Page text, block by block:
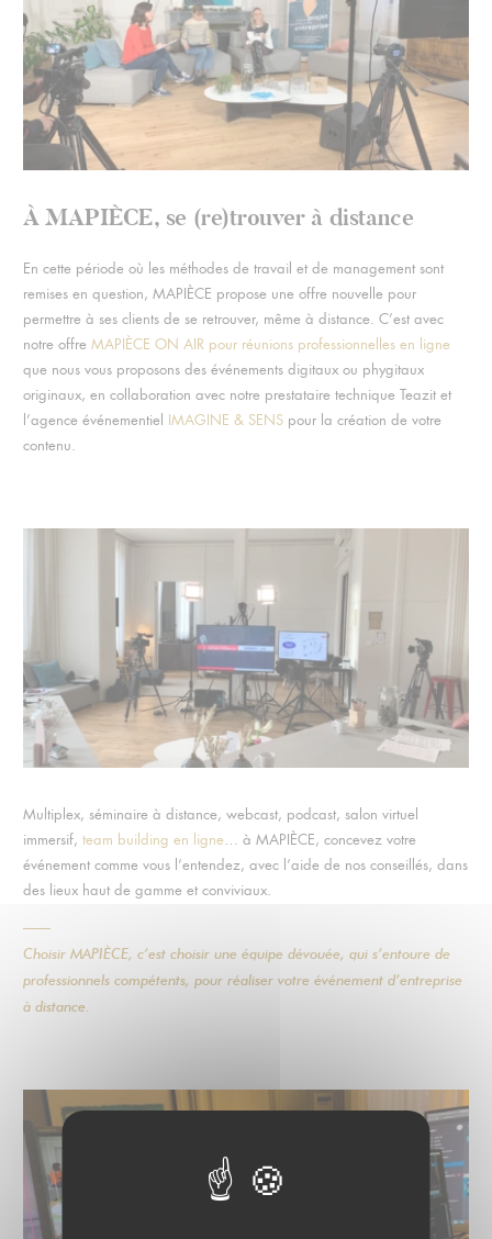
À MAPIÈCE, se (re)trouver à distance
En cette période où les méthodes de travail et de management sont
remises en question, MAPIÈCE propose une offre nouvelle pour
permettre à ses clients de se retrouver, même à distance. C’est avec
notre offre MAPIÈCE ON AIR pour réunions professionnelles en ligne
que nous vous proposons des événements digitauxou phygitaux
originaux, en collaboration avec notre prestataire technique Teazit et
l’agence événementiel IMAGINE & SENSpour la création de votre
contenu.
Multiplex, séminaire à distance, webcast, podcast, salon virtuel
immersif, team building en ligne… à MAPIÈCE, concevez votre
événement comme vous l’entendez, avec l’aide de nos conseillés, dans
des lieux haut de gamme et conviviaux.
Choisir MAPIÈCE, c’est choisir une équipe dévouée, qui s’entoure de
professionnels compétents, pour réaliser votre événement d’entreprise
à distance.